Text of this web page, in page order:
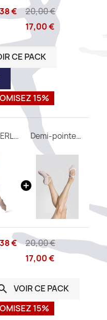
€
20,00 €
17,00 €
CE PACK
15%
Collant MERLET avec pieds enfant
€
Demi-pointes CERES M Wear Moi
20,00 €
17,00 €
VOIR CE PACK
15%